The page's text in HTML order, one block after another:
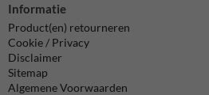
Informatie
Product(en) retourneren
Cookie / Privacy
Disclaimer
Sitemap
Algemene Voorwaarden